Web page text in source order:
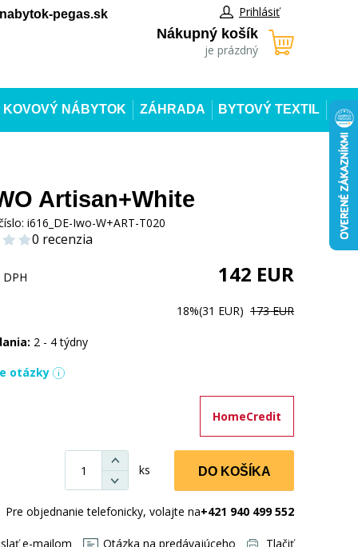
pegas.sk Prihlásiť
Nákupný košík
je prázdný
KOVOVÝ NÁBYTOK ZÁHRADA BYTOVÝ TEXTIL
Artisan+White
i616_DE-Iwo-W+ART-T020
0 recenzia
142 EUR
18%(31 EUR) 173 EUR
2 - 4 týdny
otázky
HomeCredit
ks DO KOŠÍKA
Pre objednanie telefonicky, volajte na+421 940 499 552
e-mailom Otázka na predávajúceho Tlačiť